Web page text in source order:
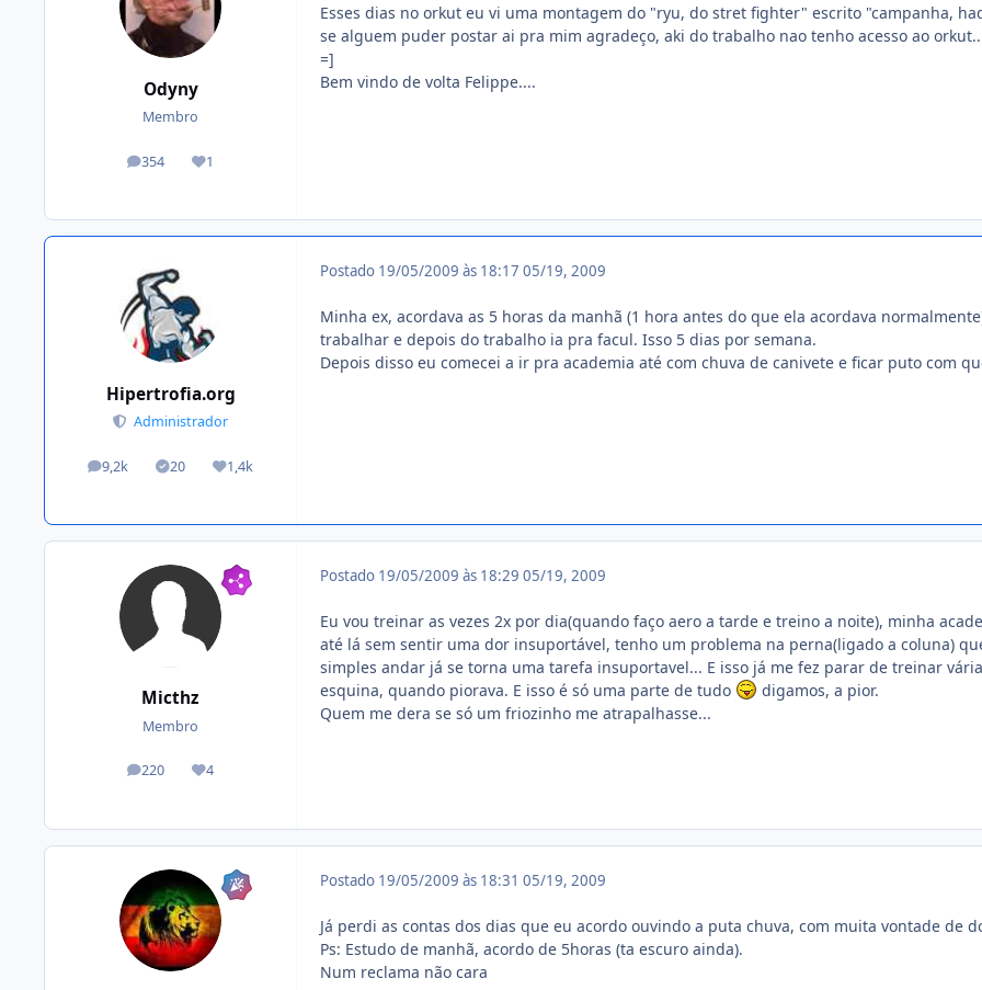
Odyny
Membro
354
posts 1
Reputação
Esses dias no orkut eu vi uma montagem do "ryu, do stret fighter" escrito "campanha,
se alguem puder postar ai pra mim agradeço, aki do trabalho nao tenho acesso ao
=]
Bem vindo de volta Felippe....
Hipertrofia.org
Administrador
9,2k
posts 20
Tópicos solucionados
1,4k
Reputação
Postado 19/05/2009 às 18:17 05/19, 2009
Minha ex, acordava as 5 horas da manhã (1 hora antes do que ela acordava
trabalhar e depois do trabalho ia pra facul. Isso 5 dias por semana.
Depois disso eu comecei a ir pra academia até com chuva de canivete e ficar puto com
Micthz
Membro
220
posts 4
Reputação
Postado 19/05/2009 às 18:29 05/19, 2009
Eu vou treinar as vezes 2x por dia(quando faço aero a tarde e treino a noite), minha
até lá sem sentir uma dor insuportável, tenho um problema na perna(ligado a coluna)
simples andar já se torna uma tarefa insuportavel... E isso já me fez parar de treinar
esquina, quando piorava. E isso é só uma parte de tudo
digamos, a pior.
Quem me dera se só um friozinho me atrapalhasse...
Postado 19/05/2009 às 18:31 05/19, 2009
Já perdi as contas dos dias que eu acordo ouvindo a puta chuva, com muita vontade de
Ps: Estudo de manhã, acordo de 5horas (ta escuro ainda).
Num reclama não cara